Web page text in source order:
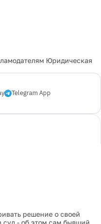
Юридическая
Telegram App
решение о своей